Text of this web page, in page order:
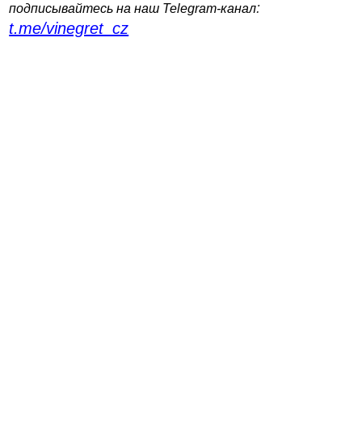
подписывайтесь на наш Telegram-канал:
t.me/vinegret_cz